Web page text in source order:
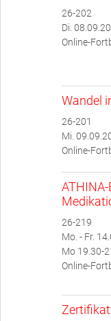
26-202
Di.
Online-
Wandel
26-201
Mi.
Online-
26-219
Mo. - Fr.
Mo 19.30-
Online-